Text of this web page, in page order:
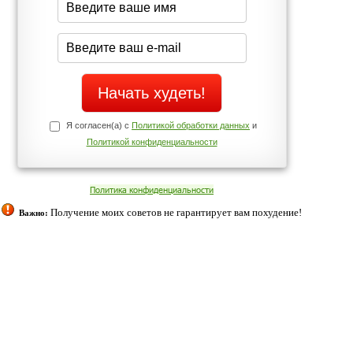
Нет
Телефоны службы поддержки
+7 (909) 421-77-27
cookies. Оставаясь с нами, вы соглашаетесь с нашей
Согласен